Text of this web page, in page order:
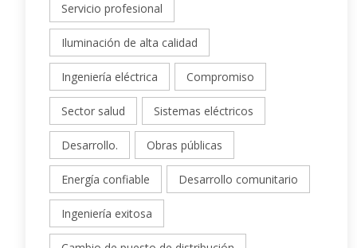
Servicio profesional
Iluminación de alta calidad
Ingeniería eléctrica Compromiso
Sector salud Sistemas eléctricos
Desarrollo. Obras públicas
Energía confiable Desarrollo comunitario
Ingeniería exitosa